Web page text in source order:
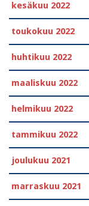
kesäkuu 2022
toukokuu 2022
huhtikuu 2022
maaliskuu 2022
helmikuu 2022
tammikuu 2022
joulukuu 2021
marraskuu 2021